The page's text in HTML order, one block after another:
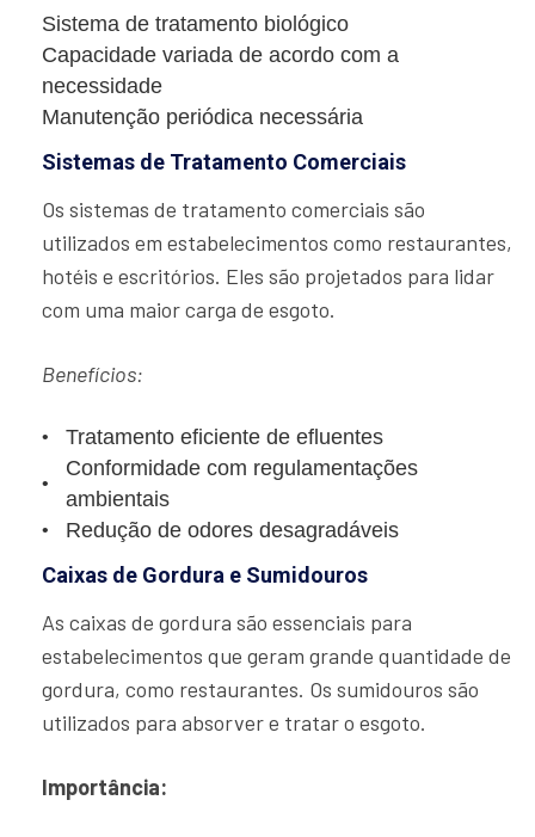
Sistema de tratamento biológico
Capacidade variada de acordo com a
necessidade
Manutenção periódica necessária
Sistemas de Tratamento Comerciais
Os sistemas de tratamento comerciais são
utilizados em estabelecimentos como restaurantes,
hotéis e escritórios. Eles são projetados para lidar
com uma maior carga de esgoto.
Benefícios:
Tratamento eficiente de efluentes
Conformidade com regulamentações
ambientais
Redução de odores desagradáveis
Caixas de Gordura e Sumidouros
As caixas de gordura são essenciais para
estabelecimentos que geram grande quantidade de
gordura, como restaurantes. Os sumidouros são
utilizados para absorver e tratar o esgoto.
Importância: